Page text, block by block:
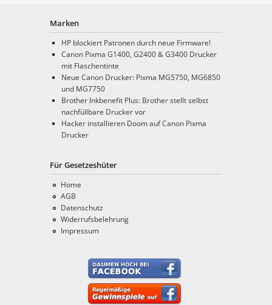
Marken
HP blockiert Patronen durch neue Firmware!
Canon Pixma G1400, G2400 & G3400 Drucker
mit Flaschentinte
Neue Canon Drucker: Pixma MG5750, MG6850
und MG7750
Brother Inkbenefit Plus: Brother stellt selbst
nachfüllbare Drucker vor
Hacker installieren Doom auf Canon Pixma
Drucker
Für Gesetzeshüter
Home
AGB
Datenschutz
Widerrufsbelehrung
Impressum